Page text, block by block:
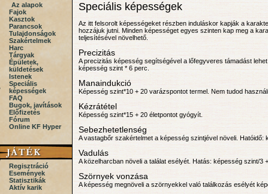
Az alapok
Fajok
Kasztok
Parancsok
Tulajdonságok
Szakértelmek
Harc
Tárgyak
Épületek,
küldetések
Istenek
Speciális
képességek
FAQ
Bugok, javítások
Előfizetés
Fórum
Online KF Hyper
Regisztráció
Események
Statisztikák
Aktív karik
Speciális képességek
Az itt felsorolt képességeket részben induláskor kapják a
hozzájuk jutni. Minden képességet egyes szinten kap meg a
teljesítésével növelhető.
Precizitás
A precizitás képesség segítségével a lőfegyveres támadást
képesség szint * 6 perc.
Manaindukció
Képesség szint*10 + 20 varázspontot termel. Nem tudod
Kézrátétel
Képesség szint*15 + 20 életpontot gyógyít.
Sebezhetetlenség
A vastagbőr szakértelmet a képesség szintjével növeli. Hatóidő:
Vadulás
A közelharcban növeli a találat esélyét. Hatás: képesség szint/3
Szörnyek vonzása
A képesség megnöveli a szörnyekkel való találkozás esélyét